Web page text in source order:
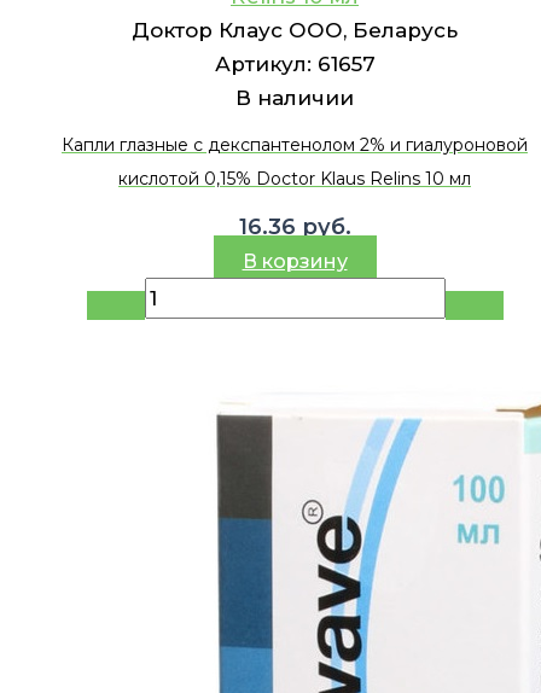
Доктор Клаус ООО, Беларусь
Артикул: 61657
В наличии
Капли глазные с декспантенолом 2% и гиалуроновой
кислотой 0,15% Doctor Klaus Relins 10 мл
16.36 руб.
В корзину